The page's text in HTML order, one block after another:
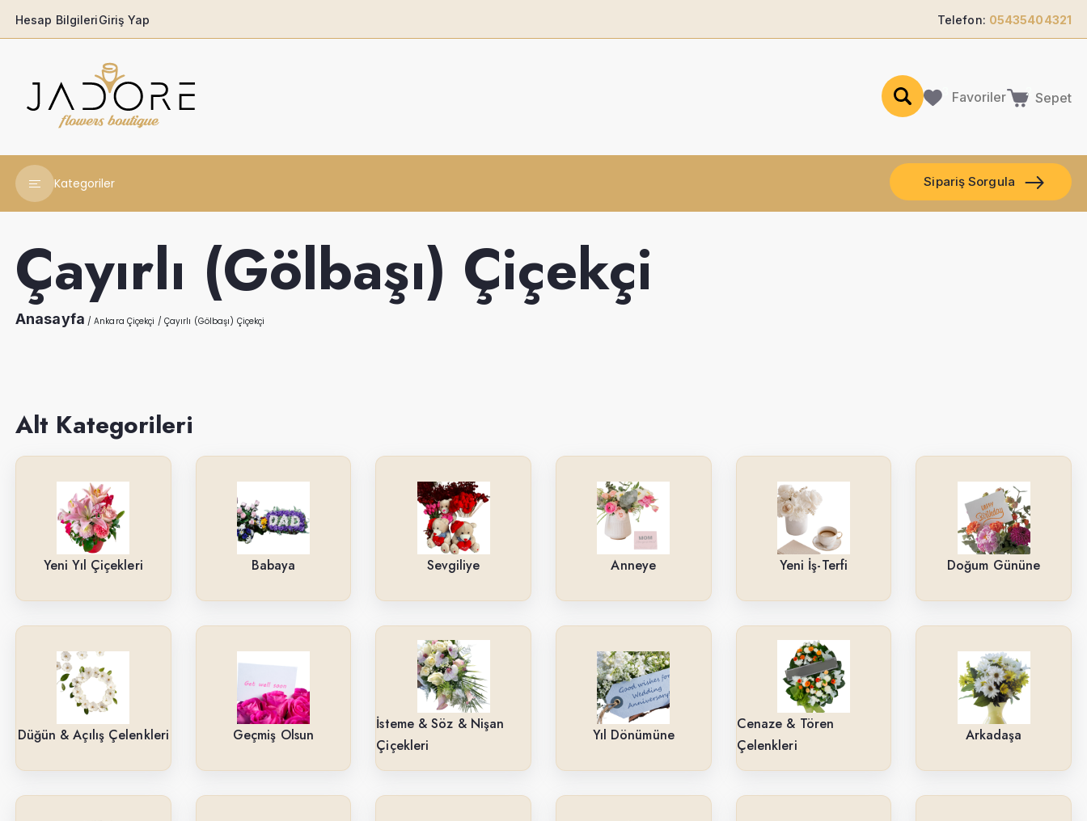
Hesap BilgileriGiriş Yap Telefon: 05435404321
Favoriler Sepet
Kategoriler
Babaya
Açılış & Tören
Yeni İş-Terfi
Kutuda Çiçekler
Doğum Gününe
Düğün & Açılış Çelenkleri
Saksı Çiçekleri
Yıl Dönümüne
Güller
Cenaze & Tören Çelenkleri
Tasarım Buketler
Sipariş Sorgula
Çayırlı (Gölbaşı) Çiçekçi
Anasayfa / Ankara Çiçekçi / Çayırlı (Gölbaşı) Çiçekçi
Alt Kategorileri
Yeni Yıl Çiçekleri Babaya Sevgiliye Anneye Yeni İş-Terfi Doğum Gününe
Düğün & Açılış Çelenkleri Geçmiş Olsun
İsteme & Söz & Nişan
Çiçekleri
Yıl Dönümüne
Cenaze & Tören
Çelenkleri
Arkadaşa